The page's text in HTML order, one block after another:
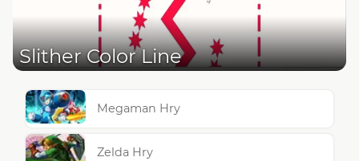
Slither Color Line
Megaman Hry
Zelda Hry